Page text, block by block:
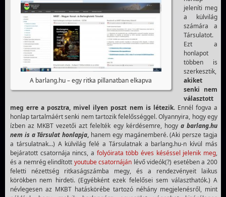
A barlang.hu – egy ritka pillanatban elkapva
jeleníti meg
a külvilág
számára a
Társulatot.
Ezt a
honlapot
többen is
szerkesztik,
akiket
senki nem
választott
meg erre a posztra, mivel ilyen poszt nem is létezik. Ennél fogva a
honlap tartalmáért senki nem tartozik felelősséggel. Olyannyira, hogy egy
ízben az MKBT vezetői azt felelték egy kérdésemre, hogy a barlang.hu
nem is a Társulat honlapja, hanem egy magánemberé. (Aki persze tagja
a társulatnak…) A külvilág felé a Társulatnak a barlang.hu-n kívül más
bejáratott csatornája nincs, a folyóirata több éves késéssel jelenik meg,
és a nemrég elindított youtube csatornáján lévő videók(?) esetében a 200
feletti nézettség ritkaságszámba megy, és a rendezvényeit laikus
körökben nem hirdeti. (Egyébként ezek felelősei sem választhatók.) A
névlegesen az MKBT hatáskörébe tartozó néhány megjelenésről, mint